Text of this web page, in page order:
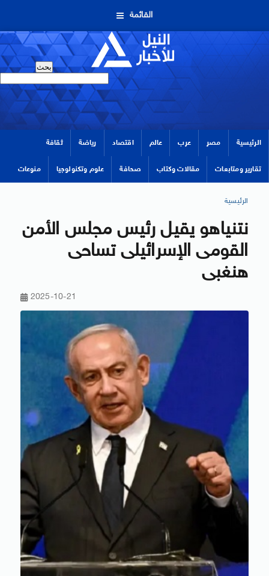
القائمة
الرئيسية مصر عرب عالم اقتصاد رياضة ثقافة
تقارير ومتابعات مقالات وكتاب صحافة علوم وتكنولوجيا منوعات
الرئيسية
نتنياهو يقيل رئيس مجلس الأمن
القومى الإسرائيلى تساحى
هنغبى
2025-10-21